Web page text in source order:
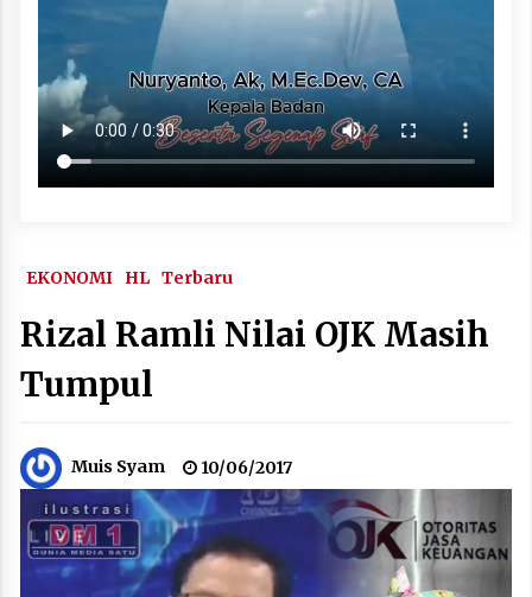
EKONOMI HL Terbaru
Rizal Ramli Nilai OJK Masih
Tumpul
Muis Syam 10/06/2017